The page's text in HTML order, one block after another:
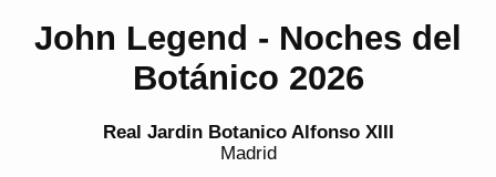
John Legend - Noches del
Botánico 2026
Real Jardin Botanico Alfonso XIII
Madrid